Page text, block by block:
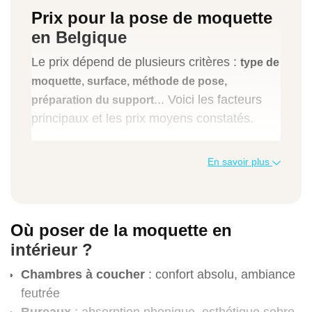
Prix pour la pose de moquette
en Belgique
Le prix dépend de plusieurs critères : type de
moquette, surface, méthode de pose,
préparation du support... Voici les facteurs
principaux et les prix moyens constatés.
: aiguilletée, velours,
grandes surfaces
Travaux préparatoires
: collée, flottante, sur
En savoir plus
Où poser de la moquette en
intérieur ?
Chambres à coucher : confort absolu, ambiance
feutrée